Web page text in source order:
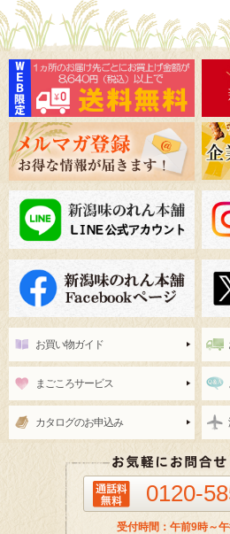
お買い物ガイド
まごころサービス
カタログのお申込み
0120-
受付時間：午前9時～